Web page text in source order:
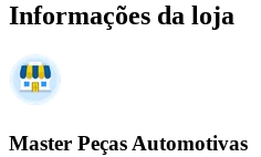
Informações da loja
Master Peças Automotivas